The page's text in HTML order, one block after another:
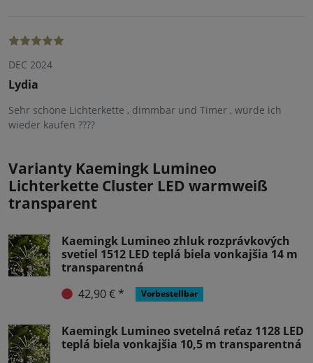
DEC 2024
Lydia
Sehr schöne Lichterkette , dimmbar und Timer , würde ich
wieder kaufen ????
Varianty Kaemingk Lumineo
Lichterkette Cluster LED warmweiß
transparent
Kaemingk Lumineo zhluk rozprávkových
svetiel 1512 LED teplá biela vonkajšia 14 m
transparentná
42,90 € *
Vorbestellbar
Kaemingk Lumineo svetelná reťaz 1128 LED
teplá biela vonkajšia 10,5 m transparentná